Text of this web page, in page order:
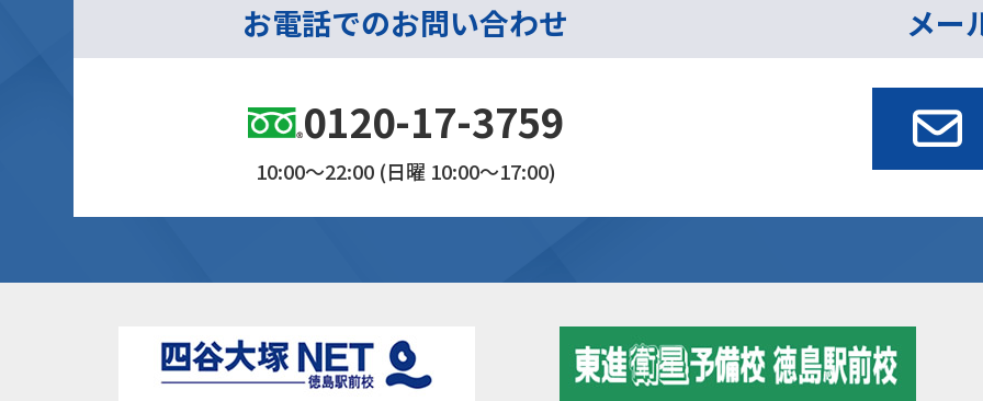
お電話でのお問い合わせ
0120-17-3759
10:00～22:00 (日曜 10:00～17:00)
メー